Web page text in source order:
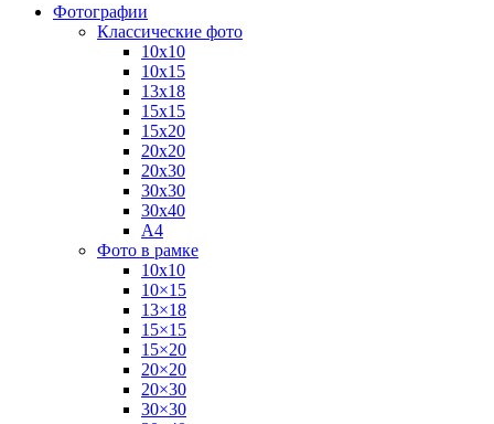
Фотографии
Классические фото
10х10
10х15
13х18
15х15
15х20
20х20
20х30
30х30
30х40
А4
Фото в рамке
10х10
10×15
13×18
15×15
15×20
20×20
20×30
30×30